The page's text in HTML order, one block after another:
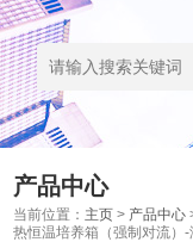
产品中心
当前位置： 主页 > 产品中心
热恒温培养箱（强制对流）-